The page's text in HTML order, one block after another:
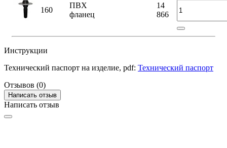
160
ПВХ
фланец
14
866
Инструкции
Технический паспорт на изделие, pdf: Технический паспорт
Отзывов (0)
Написать отзыв
Написать отзыв